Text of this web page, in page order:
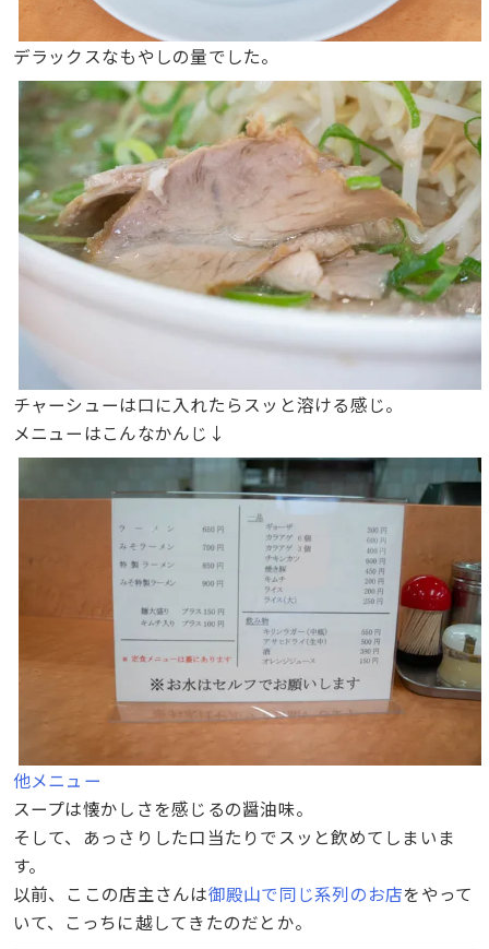
デラックスなもやしの量でした。
チャーシューは口に入れたらスッと溶ける感じ。
メニューはこんなかんじ↓
他メニュー
スープは懐かしさを感じるの醤油味。
そして、あっさりした口当たりでスッと飲めてしまいま
す。
以前、ここの店主さんは御殿山で同じ系列のお店をやって
いて、こっちに越してきたのだとか。